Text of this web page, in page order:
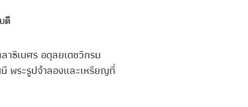
ดี
าธิเบศร อดุลยเดชวิกรม
พระรูปจำลองและเหรียญที่